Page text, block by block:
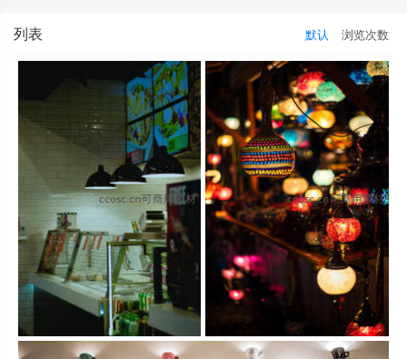
列表 默认 浏览次数